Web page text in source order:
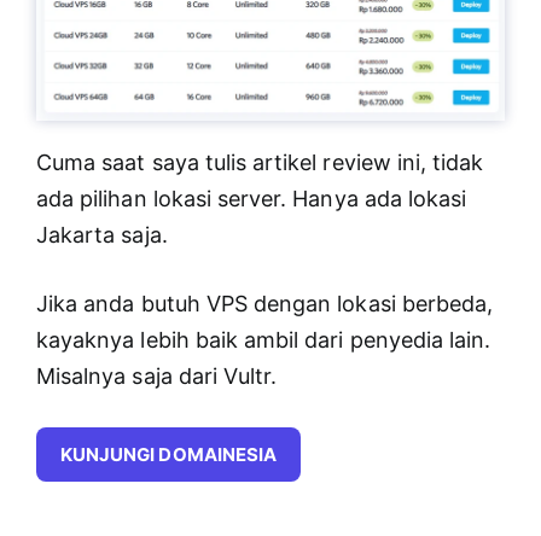
Cuma saat saya tulis artikel review ini, tidak
ada pilihan lokasi server. Hanya ada lokasi
Jakarta saja.
Jika anda butuh VPS dengan lokasi berbeda,
kayaknya lebih baik ambil dari penyedia lain.
Misalnya saja dari Vultr.
KUNJUNGI DOMAINESIA